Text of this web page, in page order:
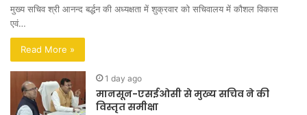
मुख्य सचिव श्री आनन्द बर्द्धन की अध्यक्षता में शुक्रवार को सचिवालय में कौशल विकास
एवं…
Read More »
1 day ago
मानसून-एसईओसी से मुख्य सचिव ने की
विस्तृत समीक्षा